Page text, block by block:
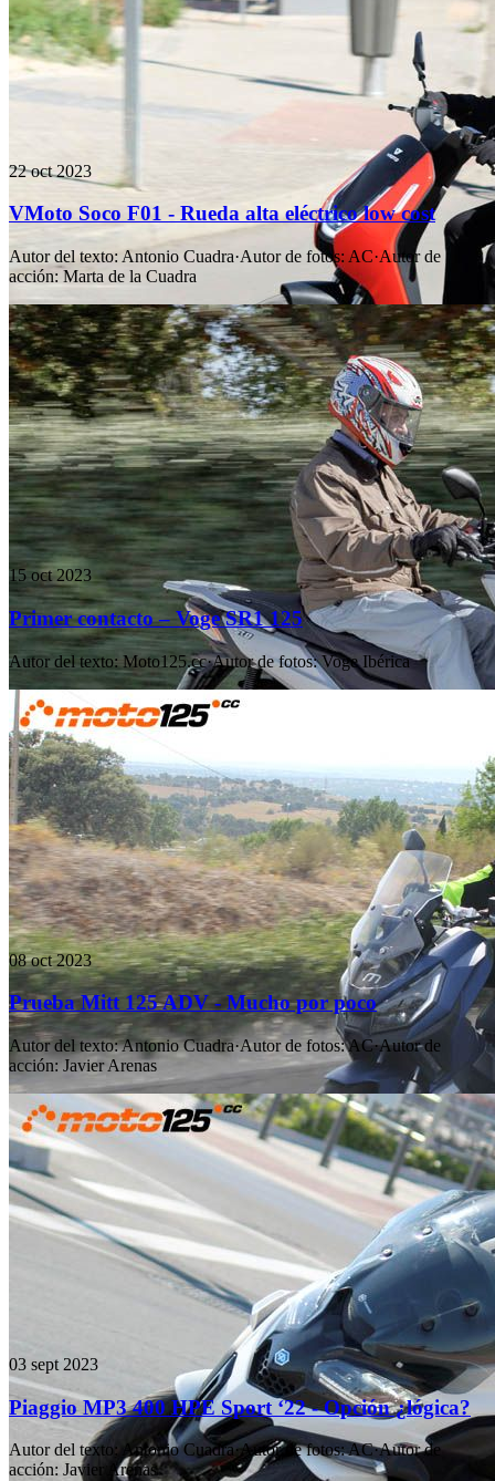
22 oct 2023
VMoto Soco F01 - Rueda alta eléctrico low cost
Autor del texto: Antonio Cuadra·Autor de fotos: AC·Autor de
acción: Marta de la Cuadra
15 oct 2023
Primer contacto – Voge SR1 125
Autor del texto: Moto125.cc·Autor de fotos: Voge Ibérica
08 oct 2023
Prueba Mitt 125 ADV - Mucho por poco
Autor del texto:Antonio Cuadra·Autor de fotos:AC·Autor de
acción: Javier Arenas
03 sept 2023
Piaggio MP3 400 HPE Sport ‘22 - Opción ¿lógica?
Autor del texto: Antonio Cuadra·Autor de fotos:AC·Autor de
acción: Javier Arenas